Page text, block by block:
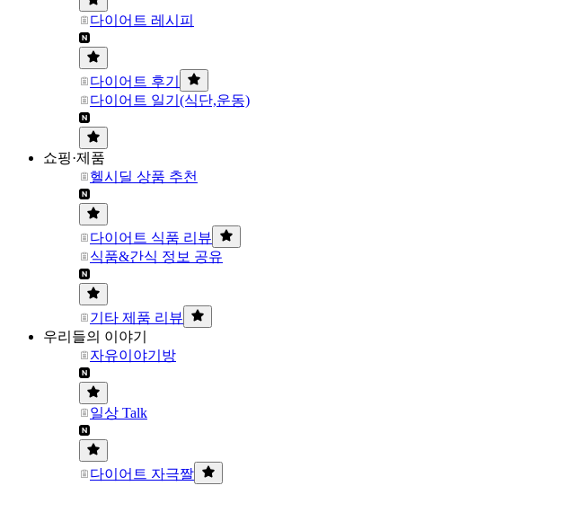
다이어트 레시피
다이어트 후기
다이어트 일기(식단,운동)
쇼핑·제품
헬시딜 상품 추천
다이어트 식품 리뷰
식품&간식 정보 공유
기타 제품 리뷰
우리들의 이야기
자유이야기방
일상 Talk
다이어트 자극짤